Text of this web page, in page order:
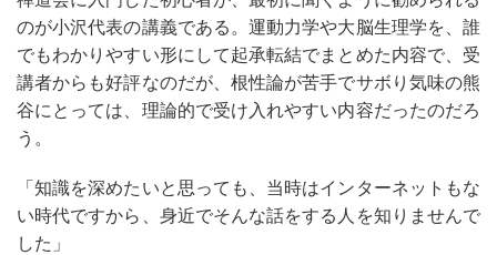
のが小沢代表の講義である。運動力学や大脳生理学を、誰
でもわかりやすい形にして起承転結でまとめた内容で、受
講者からも好評なのだが、根性論が苦手でサボり気味の熊
谷にとっては、理論的で受け入れやすい内容だったのだろ
う。
「知識を深めたいと思っても、当時はインターネットもな
い時代ですから、身近でそんな話をする人を知りませんで
した」